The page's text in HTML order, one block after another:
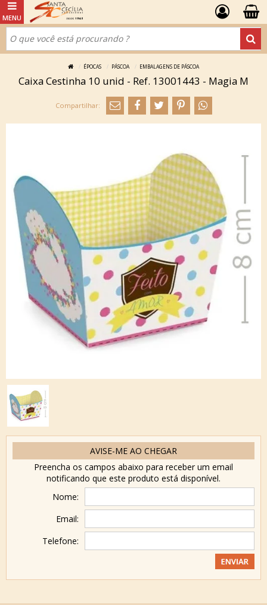
ÉPOCAS PÁSCOA EMBALAGENS DE PÁSCOA
Caixa Cestinha 10 unid - Ref. 13001443 - Magia M
AVISE-ME AO CHEGAR
Preencha os campos abaixo para receber um email
notificando que este produto está disponível.
Nome:
Email:
Telefone: